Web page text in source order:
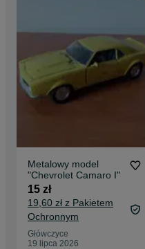
Metalowy model
"Chevrolet Camaro I"
15 zł
19,60 zł z Pakietem
Ochronnym
Główczyce
19 lipca 2026